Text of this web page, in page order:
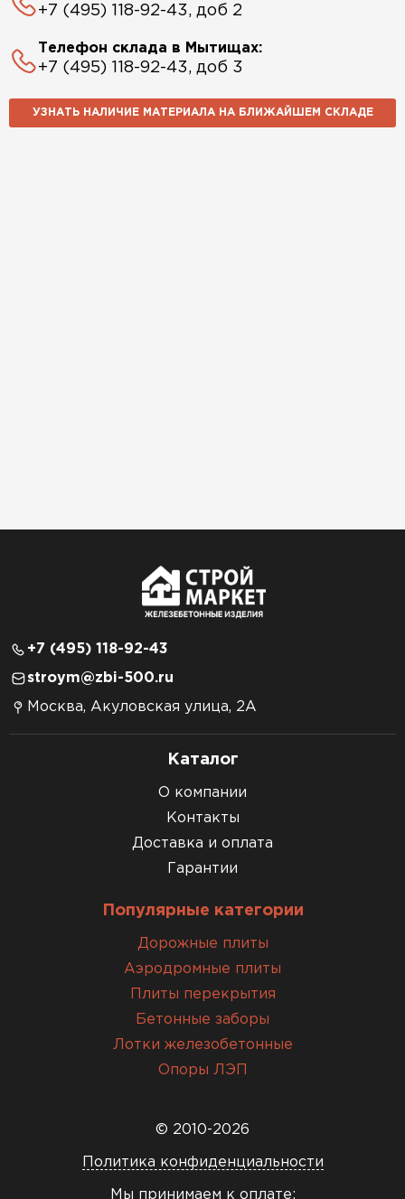
+7 (495) 118-92-43, доб 2
Телефон склада в Мытищах:
+7 (495) 118-92-43, доб 3
УЗНАТЬ НАЛИЧИЕ МАТЕРИАЛА НА БЛИЖАЙШЕМ СКЛАДЕ
+7 (495) 118-92-43
stroym@zbi-500.ru
Москва, Акуловская улица, 2А
Каталог
О компании
Контакты
Доставка и оплата
Гарантии
Популярные категории
Дорожные плиты
Аэродромные плиты
Плиты перекрытия
Бетонные заборы
Лотки железобетонные
Опоры ЛЭП
© 2010-2026
Политика конфиденциальности
Мы принимаем к оплате: